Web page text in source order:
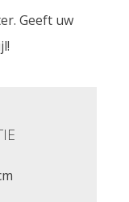
Geeft uw